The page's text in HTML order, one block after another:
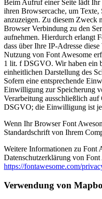
Beim Aufruf einer Seite lädt
ihren Browsercache, um
anzuzeigen. Zu diesem Zweck
Browser Verbindung zu den
aufnehmen. Hierdurch erlangt
dass über Ihre IP-Adresse
Nutzung von Font Awesome
1 lit. f DSGVO. Wir haben ein
einheitlichen Darstellung des
Sofern eine entsprechende
Einwilligung zur Speicherung
Verarbeitung ausschließlich
DSGVO; die Einwilligung ist
Wenn Ihr Browser Font
Standardschrift von Ihrem
Weitere Informationen zu Font
Datenschutzerklärung von Font
https://fontawesome.com/
Verwendung von